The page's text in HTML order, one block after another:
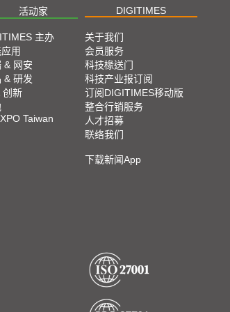
动化工业大展展会精选
电脑展COMPUTEX TAIPEI 展会精
活动家 DIGITIMES
主办
用
& 网安
& 研发
创新
Taiwan
关于我们
会员服务
科技椽送门
科技产业报订阅
订阅DIGITIMES移动版
整合行销服务
人才招募
联络我们
下载新闻App